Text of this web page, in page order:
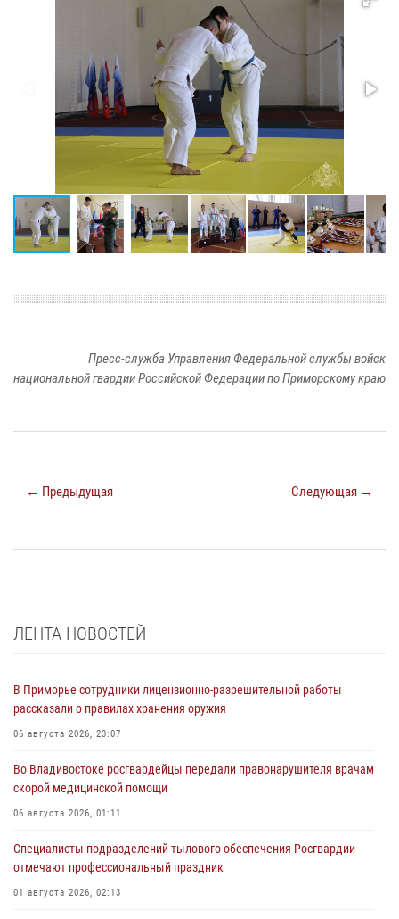
Пресс-служба Управления Федеральной службы войск
национальной гвардии Российской Федерации по Приморскому краю
← Предыдущая Следующая →
ЛЕНТА НОВОСТЕЙ
В Приморье сотрудники лицензионно-разрешительной работы
рассказали о правилах хранения оружия
06 августа 2026, 23:07
Во Владивостоке росгвардейцы передали правонарушителя врачам
скорой медицинской помощи
06 августа 2026, 01:11
Специалисты подразделений тылового обеспечения Росгвардии
отмечают профессиональный праздник
01 августа 2026, 02:13